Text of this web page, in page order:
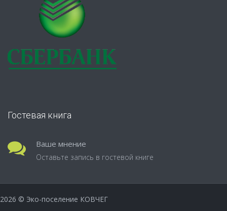
Гостевая книга
Ваше мнение
Оставьте запись в гостевой книге
2026 © Эко-поселение КОВЧЕГ